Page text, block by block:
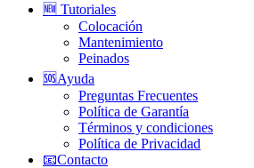
🆕 Tutoriales
Colocación
Mantenimiento
Peinados
🆘Ayuda
Preguntas Frecuentes
Política de Garantía
Términos y condiciones
Política de Privacidad
📧Contacto